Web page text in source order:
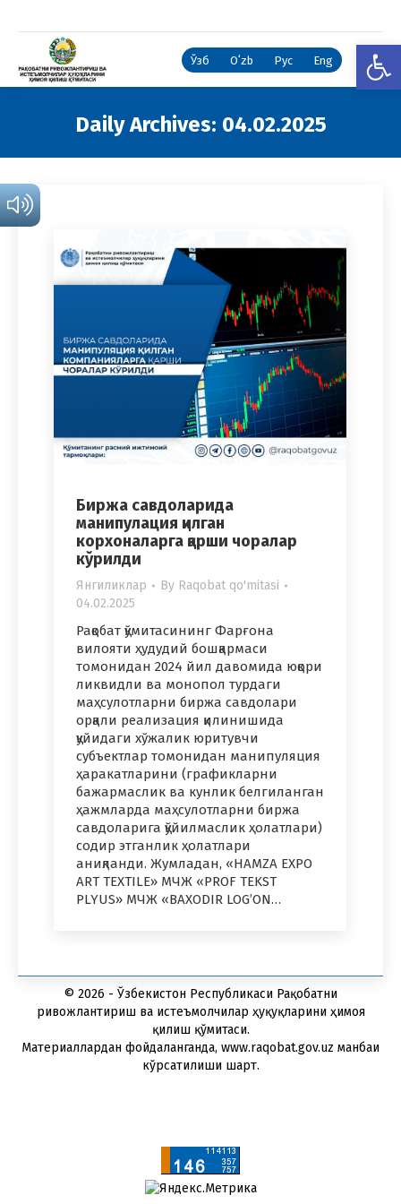
Ўзб Oʻzb Рус Eng
Daily Archives: 04.02.2025
Биржа савдоларида
манипулация қилган
корхоналарга қарши чоралар
кўрилди
Янгиликлар By Raqobat qo'mitasi
04.02.2025
Рақобат қўмитасининг Фарғона
вилояти ҳудудий бошқармаси
томонидан 2024 йил давомида юқори
ликвидли ва монопол турдаги
маҳсулотларни биржа савдолари
орқали реализация қилинишида
қуйидаги хўжалик юритувчи
субъектлар томонидан манипуляция
ҳаракатларини (графикларни
бажармаслик ва кунлик белгиланган
ҳажмларда маҳсулотларни биржа
савдоларига қўйилмаслик ҳолатлари)
содир этганлик ҳолатлари
аниқланди. Жумладан, «HAMZA EXPO
ART TEXTILE» МЧЖ «PROF TEKST
PLYUS» МЧЖ «BAXODIR LOG’ON…
© 2026 - Ўзбекистон Республикаси Рақобатни
ривожлантириш ва истеъмолчилар ҳуқуқларини ҳимоя
қилиш қўмитаси.
Материаллардан фойдаланганда, www.raqobat.gov.uz манбаи
кўрсатилиши шарт.